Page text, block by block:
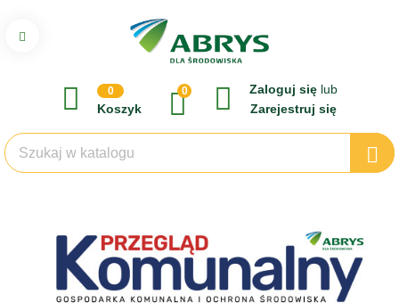
0
Koszyk
0 Zaloguj się lub
Zarejestruj się